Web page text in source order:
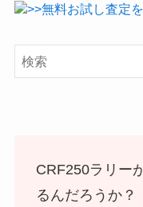
>>無料お試し査定
CRF250ラリー
るんだろうか？